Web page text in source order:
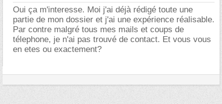
Oui ça m'interesse. Moi j'ai déjà rédigé toute une
partie de mon dossier et j'ai une expérience réalisable.
Par contre malgré tous mes mails et coups de
télephone, je n'ai pas trouvé de contact. Et vous vous
en etes ou exactement?